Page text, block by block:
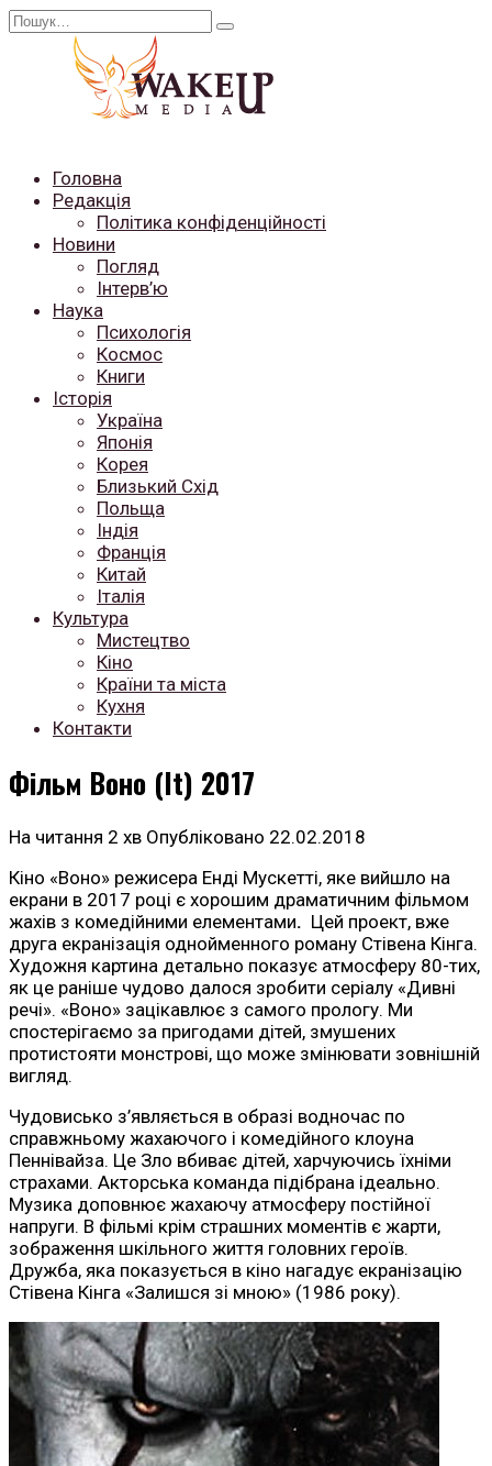
Перейти
Search
Головна
Редакція
Політика конфіденційності
Новини
Погляд
Інтерв’ю
Наука
Психологія
Космос
Книги
Історія
Україна
Японія
Корея
Близький Схід
Польща
Індія
Франція
Китай
Італія
Культура
Мистецтво
Кіно
Країни та міста
Кухня
Контакти
Фільм Воно (It) 2017
На читання 2 хв Опубліковано 22.02.2018
Кіно «Воно» режисера Енді Мускетті, яке вийшло на
екрани в 2017 році є хорошим драматичним фільмом
жахів з комедійними елементами. Цей проект, вже
друга екранізація однойменного роману Стівена Кінга.
Художня картина детально показує атмосферу 80-тих,
як це раніше чудово далося зробити серіалу «Дивні
речі». «Воно» зацікавлює з самого прологу. Ми
спостерігаємо за пригодами дітей, змушених
протистояти монстрові, що може змінювати зовнішній
вигляд.
Чудовисько з’являється в образі водночас по
справжньому жахаючого і комедійного клоуна
Пеннівайза. Це Зло вбиває дітей, харчуючись їхніми
страхами. Акторська команда підібрана ідеально.
Музика доповнює жахаючу атмосферу постійної
напруги. В фільмі крім страшних моментів є жарти,
зображення шкільного життя головних героїв.
Дружба, яка показується в кіно нагадує екранізацію
Стівена Кінга «Залишся зі мною» (1986 року).